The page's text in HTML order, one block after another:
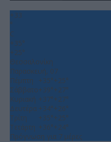
+33
°
C
+35°
+25°
Θεσσαλονίκη
Παρασκευή, 07
Πέμπτη
+35°+25°
Σάββατο+39°+27°
Κυριακή +37°+27°
Δευτέρα +34°+26°
Τρίτη
+35°+25°
Τετάρτη +36°+24°
Πρόγνωση για 7 μέρες